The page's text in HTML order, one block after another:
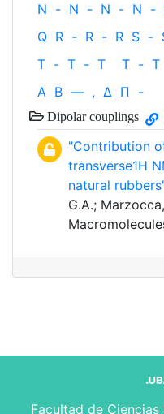
N - N - N - N -
Q R - R - R S -
T - T - T T - T
Α Β — , Δ Π -
Dipolar couplings
"Contribution
transverse1H
natural
G.A.;
Facultad de